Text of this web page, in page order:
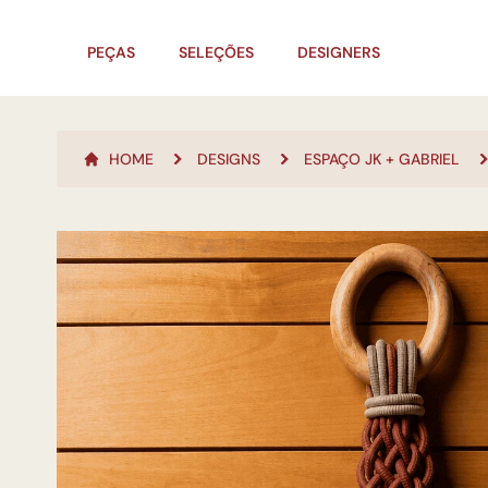
PEÇAS SELEÇÕES DESIGNERS
HOME DESIGNS ESPAÇO JK + GABRIEL